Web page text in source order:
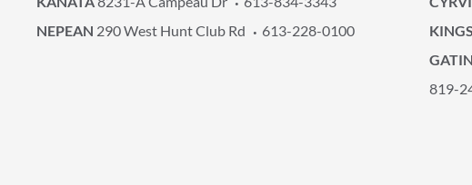
NEPEAN 290 West Hunt Club Rd 613-228-0100
819-